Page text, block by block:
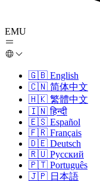
EMU
🇬🇧 English
🇨🇳 简体中文
🇭🇰 繁體中文
🇮🇳 हिन्दी
🇪🇸 Español
🇫🇷 Français
🇩🇪 Deutsch
🇷🇺 Русский
🇵🇹 Português
🇯🇵 日本語